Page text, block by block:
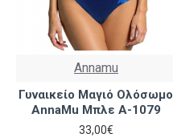
Annamu
Γυναικείο Μαγιό Ολόσωμο
AnnaMu Μπλε A-1079
33,00€